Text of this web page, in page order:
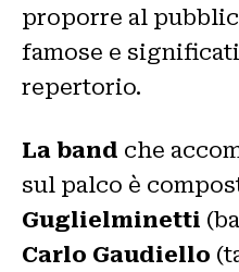
proporre al
famose e
repertorio.
La band che
sul palco è
Guglielminetti
Carlo Gaudiello